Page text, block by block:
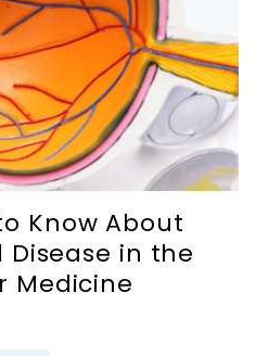
Know About
in the
Medicine